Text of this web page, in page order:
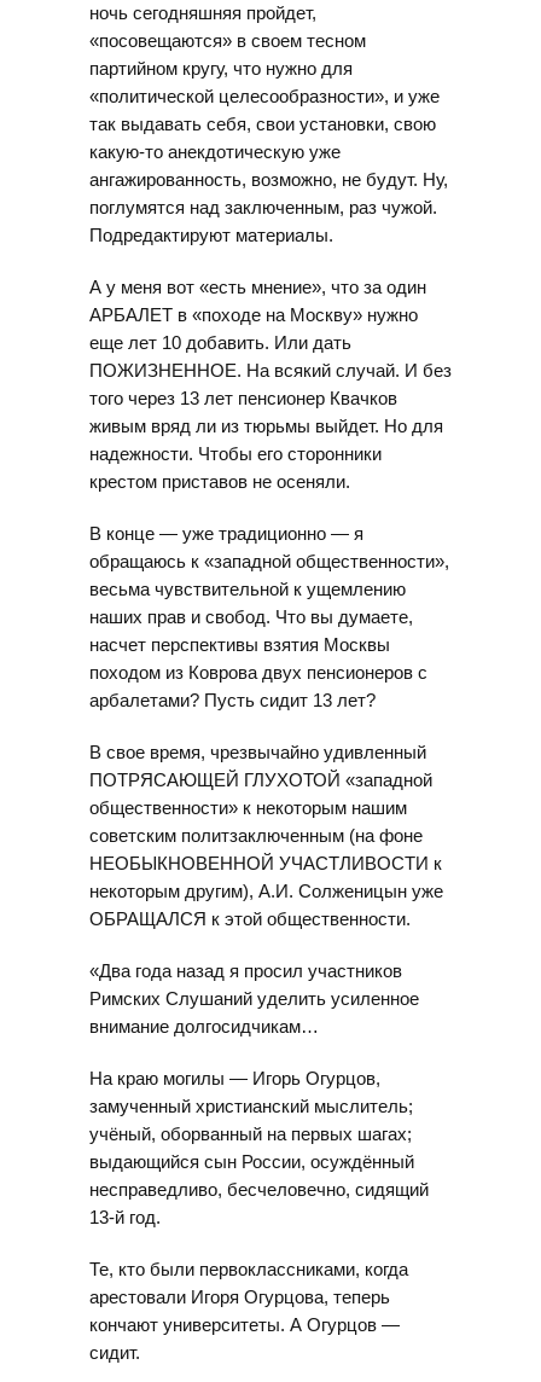
ночь сегодняшняя пройдет,
«посовещаются» в своем тесном
партийном кругу, что нужно для
«политической целесообразности», и уже
так выдавать себя, свои установки, свою
какую-то анекдотическую уже
ангажированность, возможно, не будут. Ну,
поглумятся над заключенным, раз чужой.
Подредактируют материалы.
А у меня вот «есть мнение», что за один
АРБАЛЕТ в «походе на Москву» нужно
еще лет 10 добавить. Или дать
ПОЖИЗНЕННОЕ. На всякий случай. И без
того через 13 лет пенсионер Квачков
живым вряд ли из тюрьмы выйдет. Но для
надежности. Чтобы его сторонники
крестом приставов не осеняли.
В конце — уже традиционно — я
обращаюсь к «западной общественности»,
весьма чувствительной к ущемлению
наших прав и свобод. Что вы думаете,
насчет перспективы взятия Москвы
походом из Коврова двух пенсионеров с
арбалетами? Пусть сидит 13 лет?
В свое время, чрезвычайно удивленный
ПОТРЯСАЮЩЕЙ ГЛУХОТОЙ «западной
общественности» к некоторым нашим
советским политзаключенным (на фоне
НЕОБЫКНОВЕННОЙ УЧАСТЛИВОСТИ к
некоторым другим), А.И. Солженицын уже
ОБРАЩАЛСЯ к этой общественности.
«Два года назад я просил участников
Римских Слушаний уделить усиленное
внимание долгосидчикам…
На краю могилы — Игорь Огурцов,
замученный христианский мыслитель;
учёный, оборванный на первых шагах;
выдающийся сын России, осуждённый
несправедливо, бесчеловечно, сидящий
13-й год.
Те, кто были первоклассниками, когда
арестовали Игоря Огурцова, теперь
кончают университеты. А Огурцов —
сидит.